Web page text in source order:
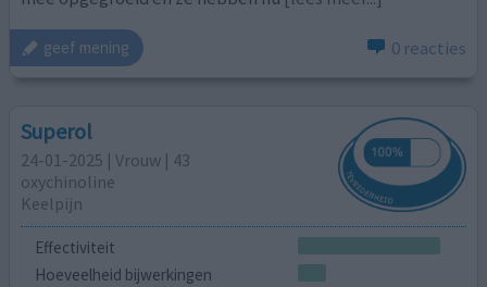
geef mening 0 reacties
Superol
24-01-2025 | Vrouw | 43
oxychinoline
Keelpijn
Effectiviteit
Hoeveelheid bijwerkingen